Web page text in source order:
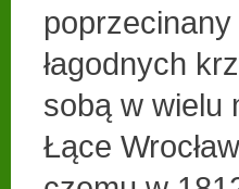
łagodnych
sobą w wielu
Łące